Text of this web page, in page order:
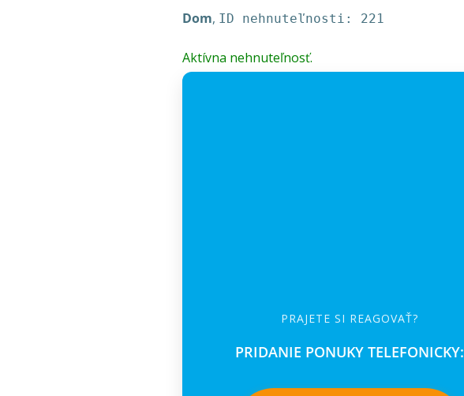
Dom, ID nehnuteľnosti: 221
Aktívna nehnuteľnosť.
PRAJETE SI REAGOVAŤ?
PRIDANIE PONUKY TELEFONICKY: